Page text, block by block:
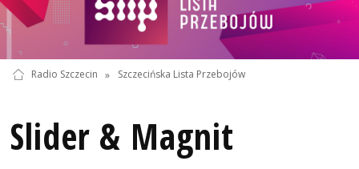
Radio Szczecin » Szczecińska Lista Przebojów
Slider & Magnit